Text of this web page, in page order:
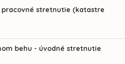
pracovné stretnutie (katastre
behu - úvodné stretnutie